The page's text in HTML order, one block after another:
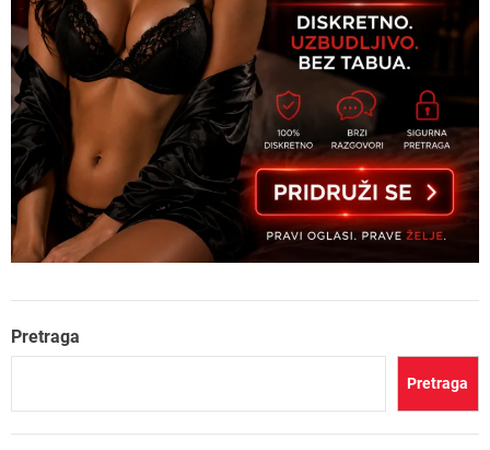
Pretraga
Pretraga